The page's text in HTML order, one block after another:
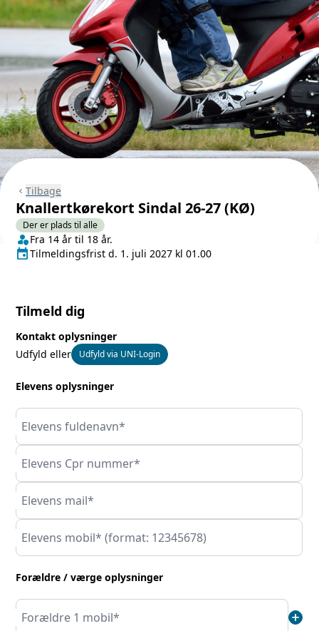
chevron_left Tilbage
Knallertkørekort Sindal 26-27 (KØ)
Der er plads til alle
Klasse/Aldersbegrænsning
person_shieldFra 14 år til 18 år.
Tilmeldingsfrist
eventTilmeldingsfrist d. 1. juli 2027 kl 01.00
Tilmeld dig
Kontakt oplysninger
Udfyld eller
Udfyld via UNI-Login
Elevens oplysninger
Elevens fuldenavn*
Elevens Cpr nummer*
Elevens mail*
Elevens mobil* (format: 12345678)
Forældre / værge oplysninger
Forældre 1 mobil* add